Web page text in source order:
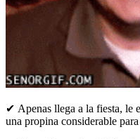
✔ Apenas llega a la fiesta, le
una propina considerable